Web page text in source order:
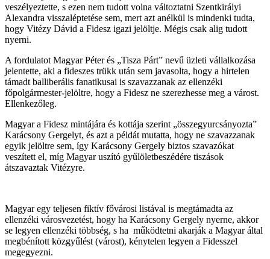
veszélyeztette, s ezen nem tudott volna változtatni Szentkirályi
Alexandra visszaléptetése sem, mert azt anélkül is mindenki tudta,
hogy Vitézy Dávid a Fidesz igazi jelöltje. Mégis csak alig tudott
nyerni.
A fordulatot Magyar Péter és „Tisza Párt” nevű üzleti vállalkozása
jelentette, aki a fideszes trükk után sem javasolta, hogy a hirtelen
támadt balliberális fanatikusai is szavazzanak az ellenzéki
főpolgármester-jelöltre, hogy a Fidesz ne szerezhesse meg a várost.
Ellenkezőleg.
Magyar a Fidesz mintájára és kottája szerint „összegyurcsányozta”
Karácsony Gergelyt, és azt a példát mutatta, hogy ne szavazzanak
egyik jelöltre sem, így Karácsony Gergely biztos szavazókat
veszített el, míg Magyar uszító gyűlöletbeszédére tiszások
átszavaztak Vitézyre.
Magyar egy teljesen fiktív fővárosi listával is megtámadta az
ellenzéki városvezetést, hogy ha Karácsony Gergely nyerne, akkor
se legyen ellenzéki többség, s ha működtetni akarják a Magyar által
megbénított közgyűlést (várost), kénytelen legyen a Fidesszel
megegyezni.